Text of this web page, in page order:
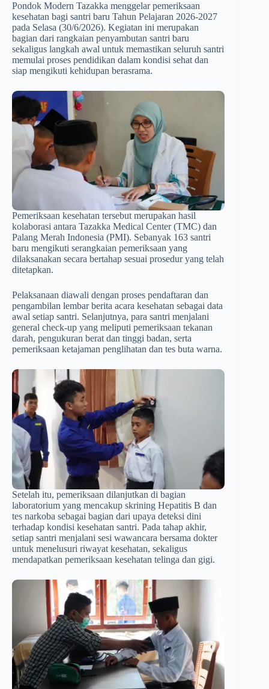
Pondok Modern Tazakka menggelar pemeriksaan
kesehatan bagi santri baru Tahun Pelajaran 2026-2027
pada Selasa (30/6/2026). Kegiatan ini merupakan
bagian dari rangkaian penyambutan santri baru
sekaligus langkah awal untuk memastikan seluruh santri
memulai proses pendidikan dalam kondisi sehat dan
siap mengikuti kehidupan berasrama.
Pemeriksaan kesehatan tersebut merupakan hasil
kolaborasi antara Tazakka Medical Center (TMC) dan
Palang Merah Indonesia (PMI). Sebanyak 163 santri
baru mengikuti serangkaian pemeriksaan yang
dilaksanakan secara bertahap sesuai prosedur yang telah
ditetapkan.
Pelaksanaan diawali dengan proses pendaftaran dan
pengambilan lembar berita acara kesehatan sebagai data
awal setiap santri. Selanjutnya, para santri menjalani
general check-up yang meliputi pemeriksaan tekanan
darah, pengukuran berat dan tinggi badan, serta
pemeriksaan ketajaman penglihatan dan tes buta warna.
Setelah itu, pemeriksaan dilanjutkan di bagian
laboratorium yang mencakup skrining Hepatitis B dan
tes narkoba sebagai bagian dari upaya deteksi dini
terhadap kondisi kesehatan santri. Pada tahap akhir,
setiap santri menjalani sesi wawancara bersama dokter
untuk menelusuri riwayat kesehatan, sekaligus
mendapatkan pemeriksaan kesehatan telinga dan gigi.